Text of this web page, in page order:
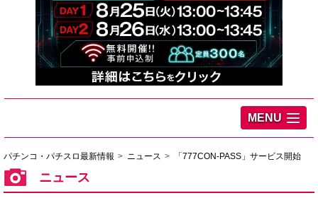
MENU
パチンコ・パチスロ最新情報 ニュース 「777CON-PASS」サービス開始
ニュース